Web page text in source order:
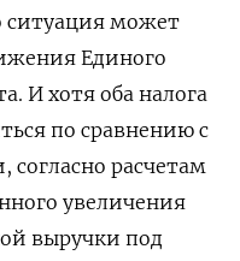
может
Единого
И хотя оба налога
по сравнению с
расчетам
увеличения
выручки под